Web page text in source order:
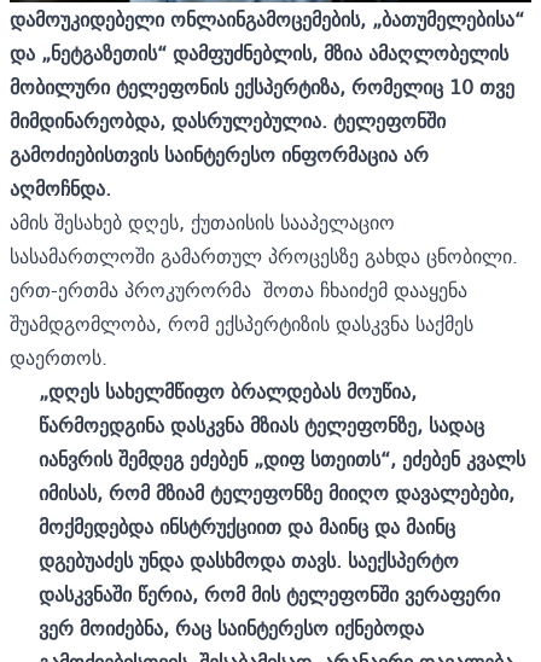
დამოუკიდებელი ონლაინგამოცემების, „ბათუმელებისა“
და „ნეტგაზეთის“ დამფუძნებლის, მზია ამაღლობელის
მობილური ტელეფონის ექსპერტიზა, რომელიც 10 თვე
მიმდინარეობდა, დასრულებულია. ტელეფონში
გამოძიებისთვის საინტერესო ინფორმაცია არ
აღმოჩნდა.
ამის შესახებ დღეს, ქუთაისის სააპელაციო
სასამართლოში გამართულ პროცესზე გახდა ცნობილი.
ერთ-ერთმა პროკურორმა შოთა ჩხაიძემ დააყენა
შუამდგომლობა, რომ ექსპერტიზის დასკვნა საქმეს
დაერთოს.
„დღეს სახელმწიფო ბრალდებას მოუწია,
წარმოედგინა დასკვნა მზიას ტელეფონზე, სადაც
იანვრის შემდეგ ეძებენ „დიფ სთეითს“, ეძებენ კვალს
იმისას, რომ მზიამ ტელეფონზე მიიღო დავალებები,
მოქმედებდა ინსტრუქციით და მაინც და მაინც
დგებუაძეს უნდა დასხმოდა თავს. საექსპერტო
დასკვნაში წერია, რომ მის ტელეფონში ვერაფერი
ვერ მოიძებნა, რაც საინტერესო იქნებოდა